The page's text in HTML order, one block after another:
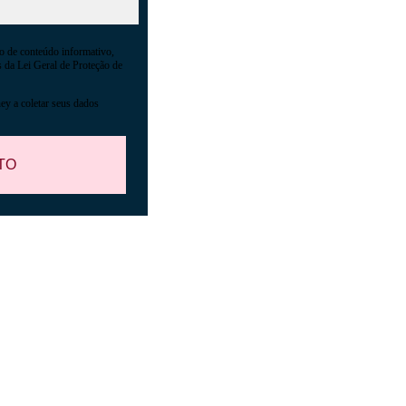
de conteúdo informativo,
Lei Geral de Proteção de
a coletar seus dados